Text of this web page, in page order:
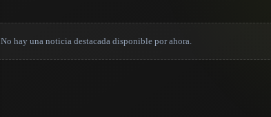
No hay una noticia destacada disponible por ahora.